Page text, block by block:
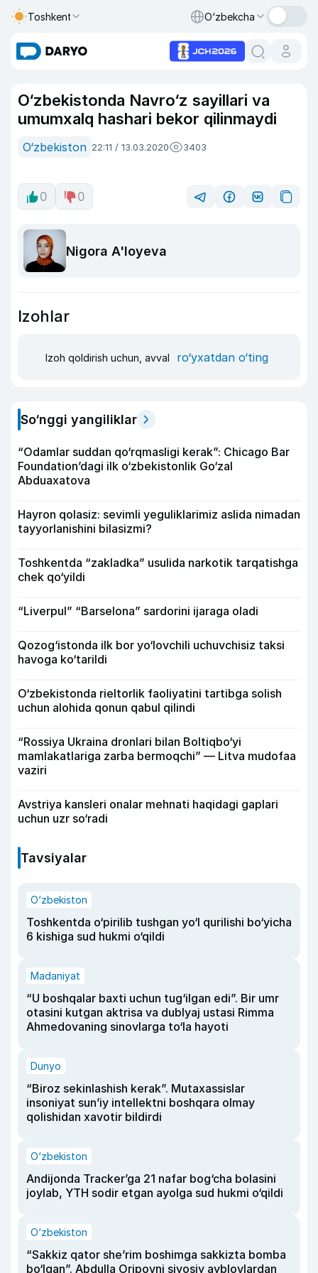
Toshkent O‘zbekcha
O‘zbekistonda Navro‘z sayillari va
umumxalq hashari bekor qilinmaydi
O‘zbekiston 22:11 / 13.03.2020 3403
0 0
Nigora A'loyeva
Izohlar
Izoh qoldirish uchun, avval ro‘yxatdan o‘ting
So‘nggi yangiliklar
“Odamlar suddan qo‘rqmasligi kerak”: Chicago Bar
Foundation’dagi ilk o‘zbekistonlik Go‘zal
Abduaxatova
Hayron qolasiz: sevimli yeguliklarimiz aslida nimadan
tayyorlanishini bilasizmi?
Toshkentda “zakladka” usulida narkotik tarqatishga
chek qo‘yildi
“Liverpul” “Barselona” sardorini ijaraga oladi
Qozog‘istonda ilk bor yo‘lovchili uchuvchisiz taksi
havoga ko‘tarildi
O‘zbekistonda rieltorlik faoliyatini tartibga solish
uchun alohida qonun qabul qilindi
“Rossiya Ukraina dronlari bilan Boltiqbo‘yi
mamlakatlariga zarba bermoqchi” — Litva mudofaa
vaziri
Avstriya kansleri onalar mehnati haqidagi gaplari
uchun uzr so‘radi
Tavsiyalar
O‘zbekiston
Toshkentda o‘pirilib tushgan yo‘l qurilishi bo‘yicha
6 kishiga sud hukmi o‘qildi
Madaniyat
“U boshqalar baxti uchun tug‘ilgan edi”. Bir umr
otasini kutgan aktrisa va dublyaj ustasi Rimma
Ahmedovaning sinovlarga to‘la hayoti
Dunyo
“Biroz sekinlashish kerak”. Mutaxassislar
insoniyat sun’iy intellektni boshqara olmay
qolishidan xavotir bildirdi
O‘zbekiston
Andijonda Tracker’ga 21 nafar bog‘cha bolasini
joylab, YTH sodir etgan ayolga sud hukmi o‘qildi
O‘zbekiston
“Sakkiz qator she’rim boshimga sakkizta bomba
bo‘lgan”. Abdulla Oripovni siyosiy ayblovlardan